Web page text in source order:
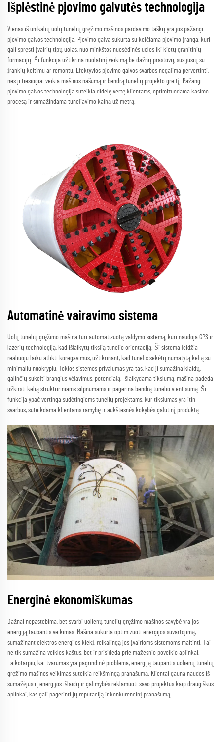
Išplėstinė pjovimo galvutės technologija
Vienas iš unikalių uolų tunelių gręžimo mašinos pardavimo taškų yra jos pažangi
pjovimo galvos technologija. Pjovimo galva sukurta su keičiama pjovimo įranga, kuri
gali spręsti įvairių tipų uolas, nuo minkštos nuosėdinės uolos iki kietų granitinių
formacijų. Ši funkcija užtikrina nuolatinį veikimą be dažnų prastovų, susijusių su
įrankių keitimu ar remontu. Efektyvios pjovimo galvos svarbos negalima pervertinti,
nes ji tiesiogiai veikia mašinos našumą ir bendrą tunelių projekto greitį. Pažangi
pjovimo galvos technologija suteikia didelę vertę klientams, optimizuodama kasimo
procesą ir sumažindama tuneliavimo kainą už metrą.
Automatinė vairavimo sistema
Uolų tunelių gręžimo mašina turi automatizuotą valdymo sistemą, kuri naudoja GPS ir
lazerių technologiją, kad išlaikytų tikslią tunelio orientaciją. Ši sistema leidžia
realiuoju laiku atlikti koregavimus, užtikrinant, kad tunelis sekėtų numatytą kelią su
minimaliu nuokrypiu. Tokios sistemos privalumas yra tas, kad ji sumažina klaidų,
galinčių sukelti brangius vėlavimus, potencialą. Išlaikydama tikslumą, mašina padeda
užkirsti kelią struktūriniams silpnumams ir pagerina bendrą tunelio vientisumą. Ši
funkcija ypač vertinga sudėtingiems tunelių projektams, kur tikslumas yra itin
svarbus, suteikdama klientams ramybę ir aukštesnės kokybės galutinį produktą.
Energinė ekonomiškumas
Dažnai nepastebima, bet svarbi uolienų tunelių gręžimo mašinos savybė yra jos
energiją taupantis veikimas. Mašina sukurta optimizuoti energijos suvartojimą,
sumažinant elektros energijos kiekį, reikalingą jos įvairioms sistemoms maitinti. Tai
ne tik sumažina veiklos kaštus, bet ir prisideda prie mažesnio poveikio aplinkai.
Laikotarpiu, kai tvarumas yra pagrindinė problema, energiją taupantis uolienų tunelių
gręžimo mašinos veikimas suteikia reikšmingą pranašumą. Klientai gauna naudos iš
sumažėjusių energijos išlaidų ir galimybės reklamuoti savo projektus kaip draugiškus
aplinkai, kas gali pagerinti jų reputaciją ir konkurencinį pranašumą.